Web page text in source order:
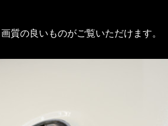
質の良いものがご覧いただけます。